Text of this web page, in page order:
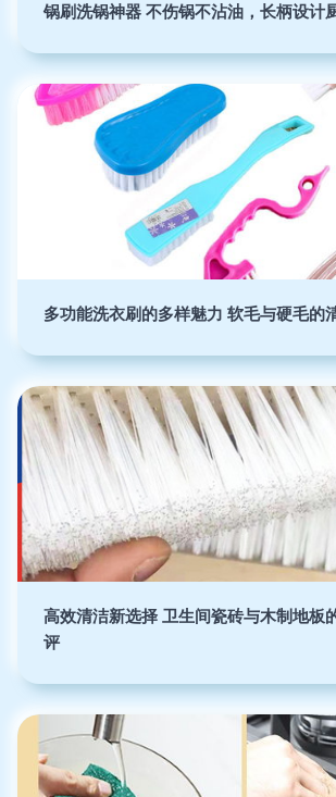
锅刷洗锅神器 不伤锅不沾油，长柄设计
多功能洗衣刷的多样魅力 软毛与硬毛的
高效清洁新选择 卫生间瓷砖与木制地板
评